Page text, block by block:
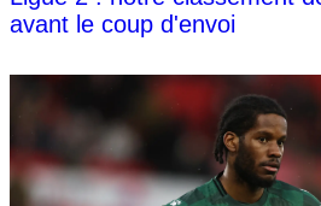
avant le coup d'envoi